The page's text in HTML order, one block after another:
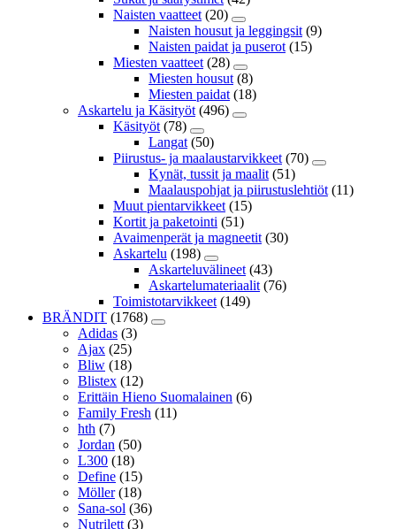
Naisten vaatteet (20)
Naisten housut ja leggingsit (9)
Naisten paidat ja puserot (15)
Miesten vaatteet (28)
Miesten housut (8)
Miesten paidat (18)
Askartelu ja Käsityöt (496)
Käsityöt (78)
Langat (50)
Piirustus- ja maalaustarvikkeet (70)
Kynät, tussit ja maalit (51)
Maalauspohjat ja piirustuslehtiöt (11)
Muut pientarvikkeet (15)
Kortit ja paketointi (51)
Avaimenperät ja magneetit (30)
Askartelu (198)
Askarteluvälineet (43)
Askartelumateriaalit (76)
Toimistotarvikkeet (149)
BRÄNDIT (1768)
Adidas (3)
Ajax (25)
Bliw (18)
Blistex (12)
Erittäin Hieno Suomalainen (6)
Family Fresh (11)
hth (7)
Jordan (50)
L300 (18)
Define (15)
Möller (18)
Sana-sol (36)
Nutrilett (3)